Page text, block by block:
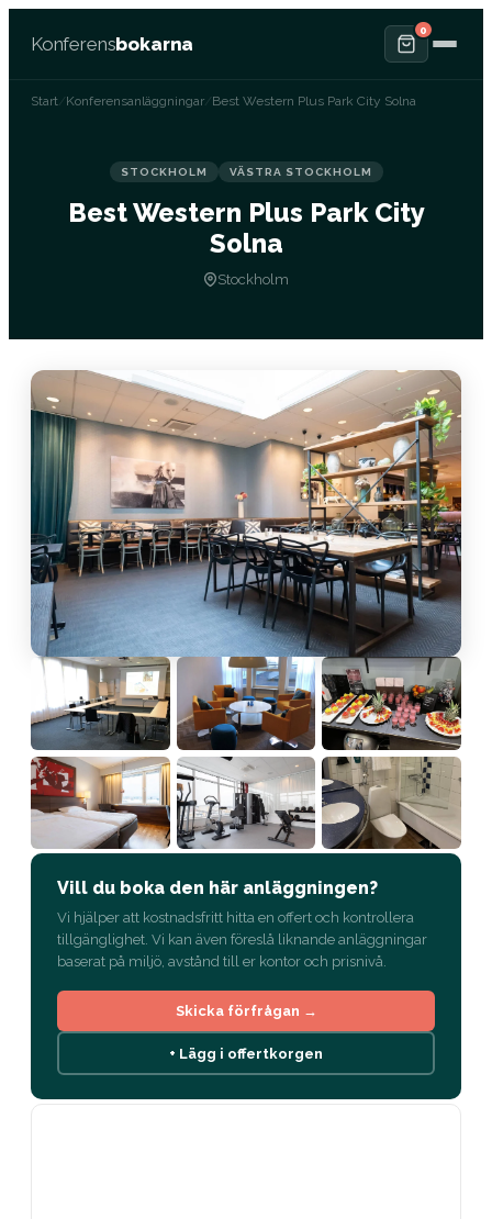
Konferensbokarna
0
Start Konferensanläggningar Best Western Plus Park City Solna
STOCKHOLM VÄSTRA STOCKHOLM
Best Western Plus Park City
Solna
Stockholm
Vill du boka den här anläggningen?
Vi hjälper att kostnadsfritt hitta en offert och kontrollera
tillgänglighet. Vi kan även föreslå liknande anläggningar
baserat på miljö, avstånd till er kontor och prisnivå.
Skicka förfrågan →
+ Lägg i offertkorgen